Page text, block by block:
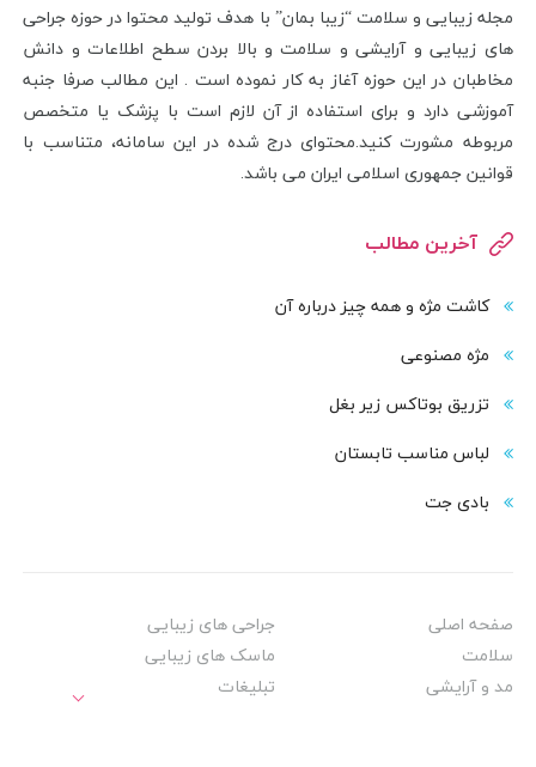
مجله زیبایی و سلامت “زیبا بمان” با هدف تولید محتوا در حوزه جراحی
های زیبایی و آرایشی و سلامت و بالا بردن سطح اطلاعات و دانش
مخاطبان در این حوزه آغاز به کار نموده است . این مطالب صرفا جنبه
آموزشی دارد و برای استفاده از آن لازم است با پزشک یا متخصص
مربوطه مشورت کنید.محتوای درج شده در این سامانه، متناسب با
قوانین جمهوری اسلامی ایران می باشد.
آخرین مطالب
کاشت مژه و همه چیز درباره آن
مژه مصنوعی
تزریق بوتاکس زیر بغل
لباس مناسب تابستان
بادی‌ جت
صفحه اصلی
جراحی های زیبایی
سلامت
ماسک های زیبایی
مد و آرایشی
تبلیغات